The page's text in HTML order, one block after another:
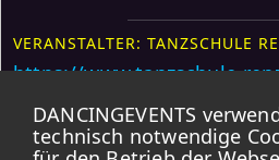
VERANSTALTER: TANZSCHULE
https://www.tanzschule-
Weitere Events
DANCINGEVENTS
technisch notwendige